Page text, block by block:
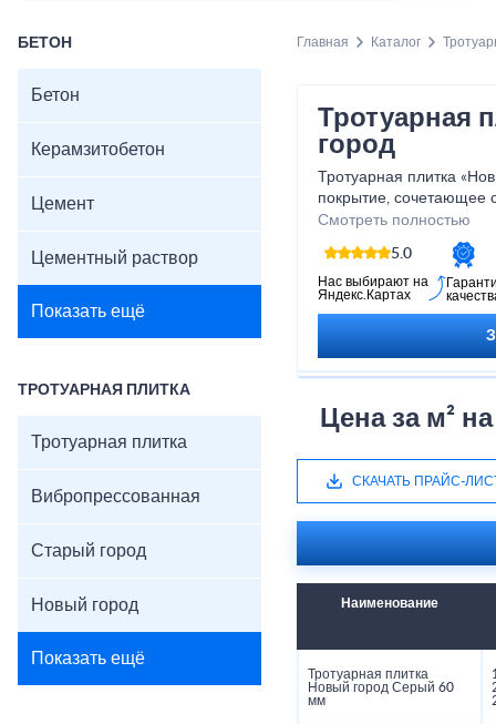
БЕТОН
Бетон
Керамзитобетон
Цемент
Цементный раствор
Показать ещё
ТРОТУАРНАЯ ПЛИТКА
Тротуарная плитка
Вибропрессованная
Старый город
Новый город
Показать ещё
Главная Каталог
Тротуарная
город
Тротуарная плитка
покрытие, сочетающее
прочность.
аккуратные и
нагрузкам и
устойчива к морозу,
идеально подходит для
Размер: 200×100×60
Материал:
Прочность: ≥30 МПа
Морозостойкость:
Поверхность:
Смотреть полностью
5.0
Нас выбирают на
Яндекс.Картах
Цена за м²
СКАЧАТЬ ПРАЙС-
Наименование
Тротуарная плитка
Новый город Серый 60
мм